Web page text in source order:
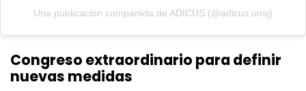
Una publicación compartida de ADICUS (@adicus.unsj)
Congreso extraordinario para definir
nuevas medidas